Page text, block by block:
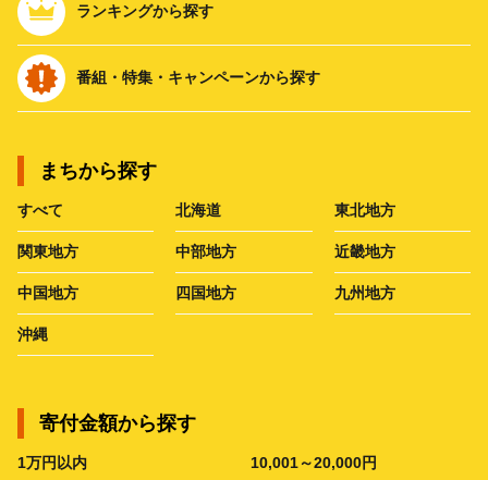
ランキングから探す
番組・特集・キャンペーンから探す
まちから探す
すべて 北海道 東北地方
関東地方 中部地方 近畿地方
中国地方 四国地方 九州地方
沖縄
寄付金額から探す
1万円以内 10,001～20,000円